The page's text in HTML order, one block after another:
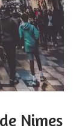
Nimes